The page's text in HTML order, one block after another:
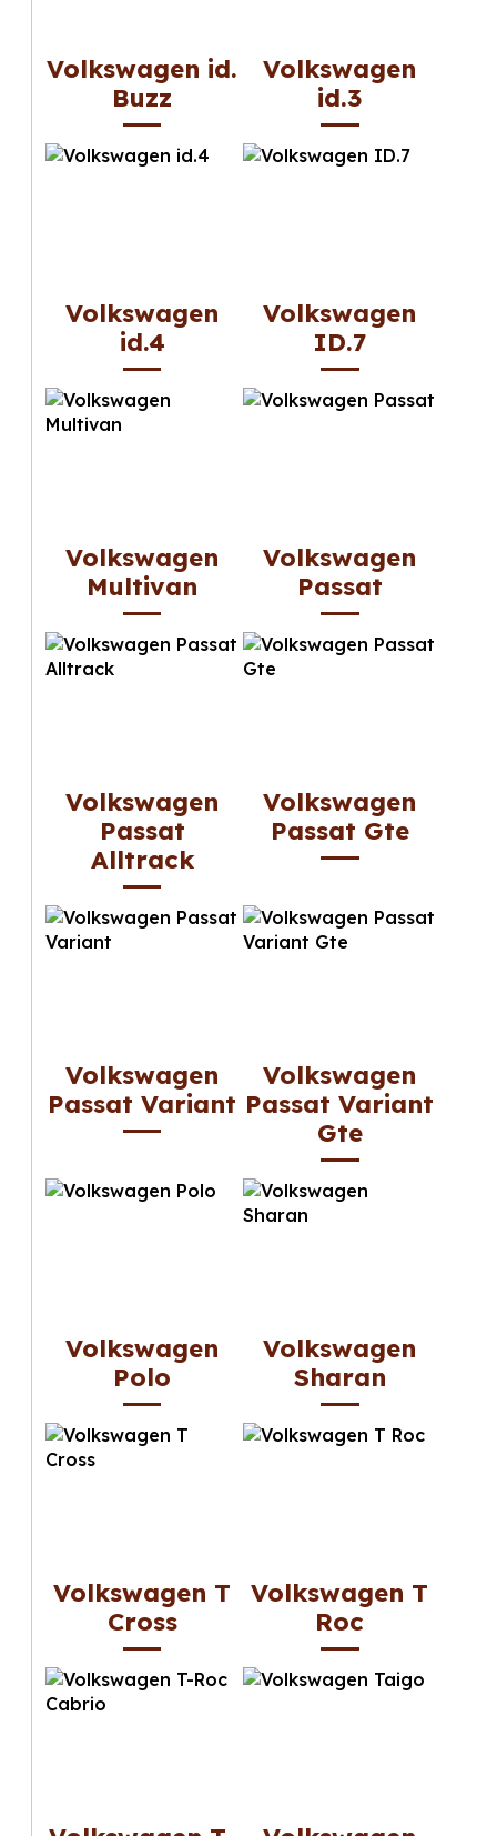
Volkswagen id.
Buzz
Volkswagen
id.3
Volkswagen
id.4
Volkswagen
ID.7
Volkswagen
Multivan
Volkswagen
Passat
Volkswagen
Passat
Alltrack
Volkswagen
Passat Gte
Volkswagen
Passat Variant
Volkswagen
Passat Variant
Gte
Volkswagen
Polo
Volkswagen
Sharan
Volkswagen T
Cross
Volkswagen T
Roc